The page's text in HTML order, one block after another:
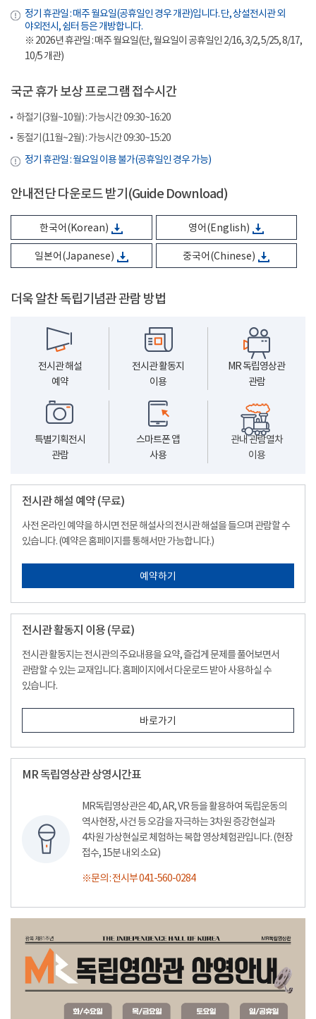
정기 휴관일 : 매주 월요일(공휴일인 경우 개관)입니다. 단, 상설전시관 외
야외전시, 쉼터 등은 개방합니다.
※ 2026년 휴관일 : 매주 월요일(단, 월요일이 공휴일인 2/16, 3/2, 5/25, 8/17,
10/5 개관)
국군 휴가 보상 프로그램 접수시간
하절기(3월~10월) : 가능시간 09:30~16:20
동절기(11월~2월) : 가능시간 09:30~15:20
정기 휴관일 : 월요일 이용 불가(공휴일인 경우 가능)
안내전단 다운로드 받기(Guide Download)
한국어(Korean) 영어(English)
일본어(Japanese) 중국어(Chinese)
더욱 알찬 독립기념관 관람 방법
전시관 해설
예약
전시관 활동지
이용
MR 독립영상관
관람
특별기획전시
관람
스마트폰 앱
사용
관내 관람열차
이용
전시관 해설 예약 (무료)
사전 온라인 예약을 하시면 전문 해설사의 전시관 해설을 들으며 관람할 수
있습니다. (예약은 홈페이지를 통해서만 가능합니다.)
예약하기
전시관 활동지 이용 (무료)
전시관 활동지는 전시관의 주요내용을 요약, 즐겁게 문제를 풀어보면서
관람할 수 있는 교재입니다. 홈페이지에서 다운로드 받아 사용하실 수
있습니다.
바로가기
MR 독립영상관 상영시간표
MR독립영상관은 4D, AR, VR 등을 활용하여 독립운동의
역사현장, 사건 등 오감을 자극하는 3차원 증강현실과
4차원 가상현실로 체험하는 복합 영상체험관입니다. (현장
접수, 15분 내외 소요)
※문의 : 전시부 041-560-0284